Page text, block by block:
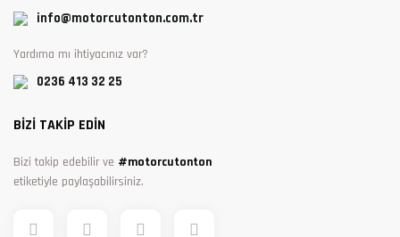
info@motorcutonton.com.tr
Yardıma mı ihtiyacınız var?
0236 413 32 25
BİZİ TAKİP EDİN
Bizi takip edebilir ve #motorcutonton
etiketiyle paylaşabilirsiniz.